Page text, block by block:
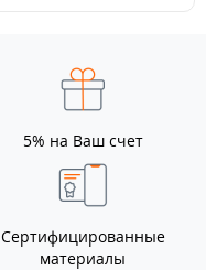
5% на Ваш счет
Сертифицированные
материалы